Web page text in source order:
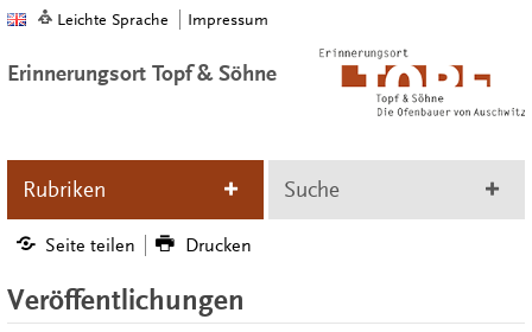
Leichte Sprache Impressum
Erinnerungsort Topf & Söhne
Rubriken Suche
Seite teilen Drucken
Veröffentlichungen